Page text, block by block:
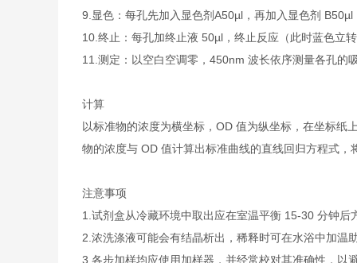
9.显色：每孔先加入显色剂A50µl，再加入显色剂
10.终止：每孔加终止液 50µl，终止反应（此时蓝色立
11.测定：以空白空调零，450nm 波长依序测量各孔的
计算
以标准物的浓度为横坐标，OD 值为纵坐标，在坐标纸
物的浓度与 OD 值计算出标准曲线的直线回归方程式
注意事项
1.试剂盒从冷藏环境中取出应在室温平衡 15-30 分钟
2.浓洗涤液可能会有结晶析出，稀释时可在水浴中加温
3.各步加样均应使用加样器，并经常校对其准确性，以